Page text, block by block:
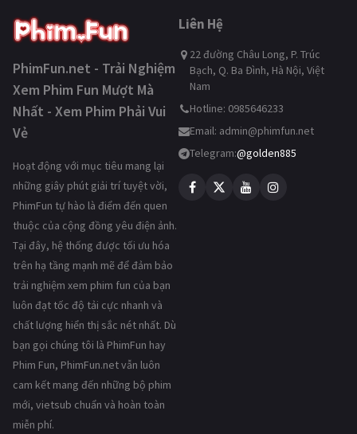
PhimFun.net - Trải Nghiệm
Xem Phim Fun Mượt Mà
Nhất - Xem Phim Phải Vui
Vẻ
Hoạt động với mục tiêu mang lại
những giây phút giải trí tuyệt vời,
PhimFun tự hào là điểm đến quen
thuộc của cộng đồng yêu điện ảnh.
Tại đây, hệ thống được tối ưu hóa
trên hạ tầng mạnh mẽ để đảm bảo
trải nghiệm xem phim fun của bạn
luôn đạt tốc độ tải cực nhanh và
chất lượng hiển thị sắc nét nhất. Dù
bạn gọi chúng tôi là PhimFun hay
Phim Fun, PhimFun.net vẫn luôn
cam kết mang đến những bộ phim
mới, vietsub chuẩn và hoàn toàn
miễn phí.
Liên Hệ
22 đường Châu Long, P. Trúc
Bạch, Q. Ba Đình, Hà Nội, Việt
Nam
Hotline: 0985646233
Email: admin@phimfun.net
Telegram:@golden885